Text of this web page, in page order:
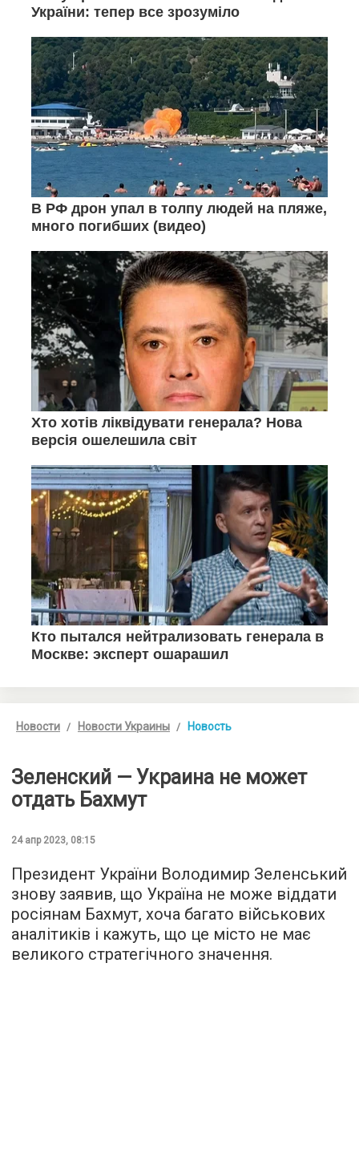
Новости Новости Украины Новость
Зеленский — Украина не может
отдать Бахмут
24 апр 2023, 08:15
Президент України Володимир Зеленський
знову заявив, що Україна не може віддати
росіянам Бахмут, хоча багато військових
аналітиків і кажуть, що це місто не має
великого стратегічного значення.